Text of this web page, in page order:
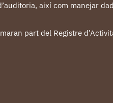
així com manejar
part del Registre